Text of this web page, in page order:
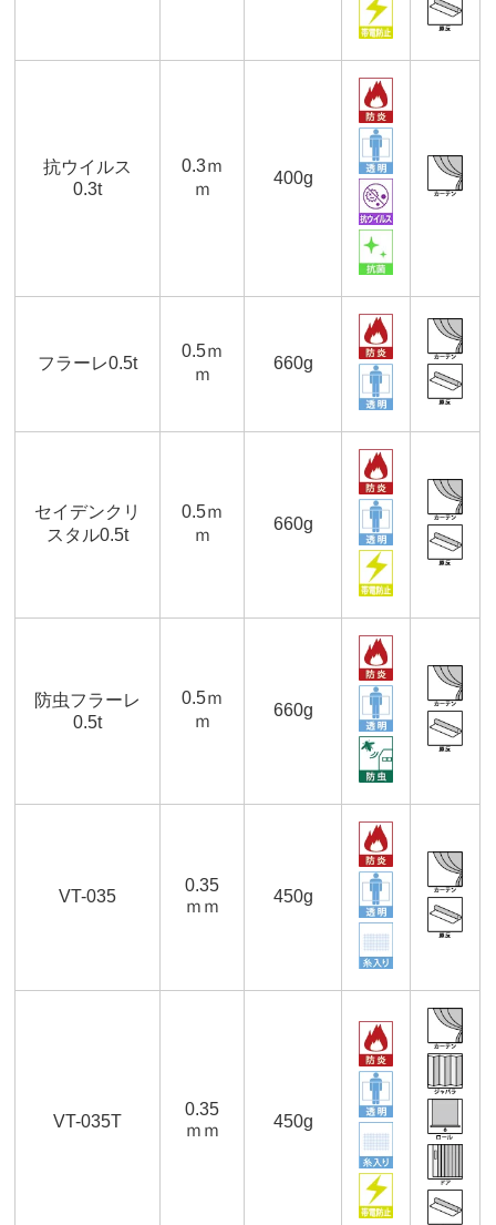
抗ウイルス
0.3t
0.3ｍ
ｍ
400g
フラーレ0.5t
0.5ｍ
ｍ
660g
セイデンクリ
スタル0.5t
0.5ｍ
ｍ
660g
防虫フラーレ
0.5t
0.5ｍ
ｍ
660g
VT-035
0.35
ｍｍ
450g
VT-035T
0.35
ｍｍ
450g